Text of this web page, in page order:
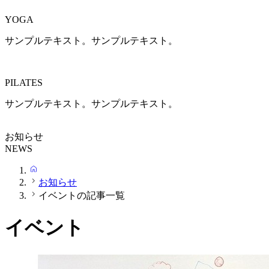
YOGA
サンプルテキスト。サンプルテキスト。
PILATES
サンプルテキスト。サンプルテキスト。
お知らせ
NEWS
お知らせ
イベントの記事一覧
イベント